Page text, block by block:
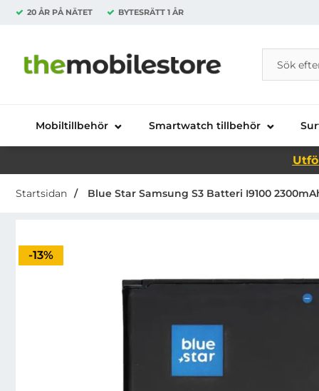
20 ÅR PÅ NÄTET BYTESRÄTT 1 ÅR
Startsidan för Danira Telecom AB
Sök
Sök på
Mobiltillbehör Smartwatch tillbehör
Startsidan Blue Star Samsung S3 Batteri I9100
Priset är nedsatt med
-13%